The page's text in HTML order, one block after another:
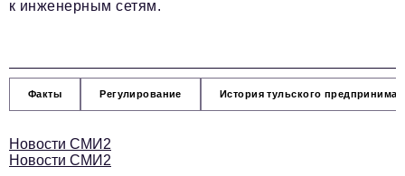
к инженерным сетям.
Факты Регулирование История тульского
Новости СМИ2
Новости СМИ2